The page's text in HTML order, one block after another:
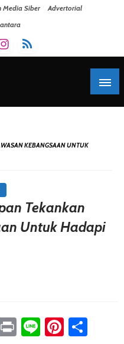
Media Siber
Advertorial
KEBANGSAAN UNTUK
Tekankan
Untuk Hadapi
PrintLine